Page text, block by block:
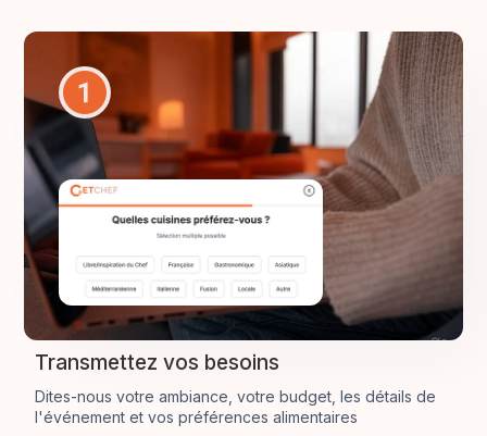
Transmettez vos besoins
Dites-nous votre ambiance, votre budget, les détails de
l'événement et vos préférences alimentaires